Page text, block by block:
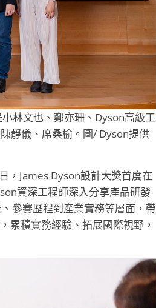
林文也、鄭亦珊、Dyson高級工
靜儀、席桑榆。圖/ Dyson提供
，James Dyson設計大獎首度在
資深工程師深入分享產品研發
參賽歷程到產業實務等層面，帶
累積實務經驗、拓展國際視野，